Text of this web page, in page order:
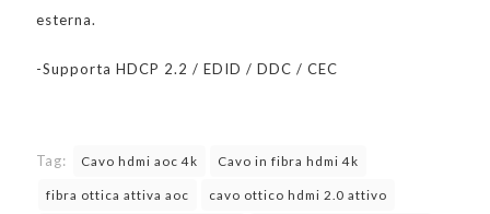
esterna.
-Supporta HDCP 2.2 / EDID / DDC / CEC
Tag: Cavo hdmi aoc 4k Cavo in fibra hdmi 4k
fibra ottica attiva aoc cavo ottico hdmi 2.0 attivo